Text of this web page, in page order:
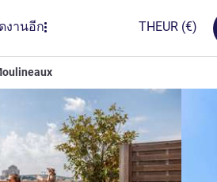
งานอีก THEUR (€)